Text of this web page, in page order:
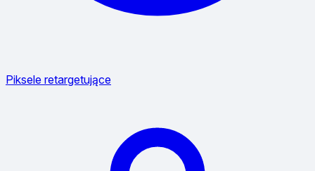
Piksele retargetujące